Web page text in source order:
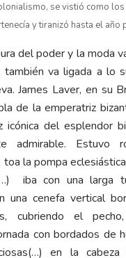
se vistió como
y tiranizó hasta el año
del poder y la moda
también va ligada a lo
James Laver, en su
de la emperatriz
icónica del esplendor
admirable. Estuvo
la pompa
iba con una larga
una cenefa vertical
cubriendo el
con bordados de
en la cabeza